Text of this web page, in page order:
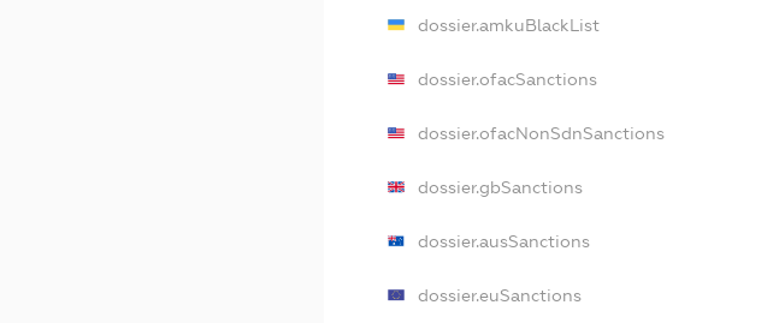
dossier.amkuBlackList
dossier.ofacSanctions
dossier.ofacNonSdnSanctions
dossier.gbSanctions
dossier.ausSanctions
dossier.euSanctions